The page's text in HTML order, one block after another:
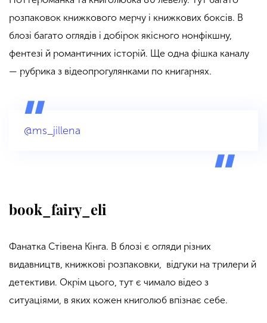
розпаковок книжкового мерчу і книжкових боксів. В
блозі багато оглядів і добірок якісного нонфікшну,
фентезі й романтичних історій. Ще одна фішка каналу
— рубрика з відеопрогулянками по книгарнях.
@ms_jillena
book_fairy_eli
Фанатка Стівена Кінга. В блозі є огляди різних
видавництв, книжкові розпаковки, відгуки на трилери й
детективи. Окрім цього, тут є чимало відео з
ситуаціями, в яких кожен книголюб впізнає себе.